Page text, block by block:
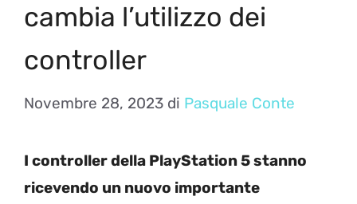
cambia l’utilizzo dei
controller
Novembre 28, 2023 di Pasquale Conte
I controller della PlayStation 5 stanno
ricevendo un nuovo importante